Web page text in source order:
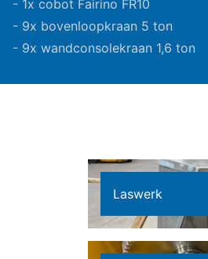
- 1x cobot Fairino FR10
- 9x bovenloopkraan 5 ton
- 9x wandconsolekraan 1,6 ton
Laswerk